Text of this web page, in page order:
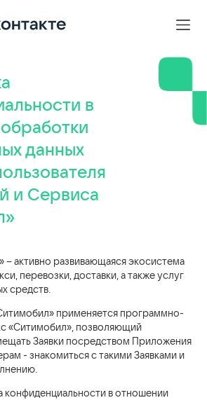
в
данных
и Сервиса
активно развивающаяся экосистема
перевозки, доставки, а также услуг
средств.
применяется программно-
«Ситимобил», позволяющий
Заявки посредством Приложения
- знакомиться с такими Заявками и
конфиденциальности в отношении